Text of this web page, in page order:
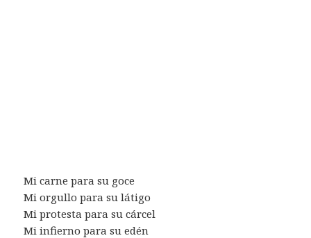
Mi carne para su goce
Mi orgullo para su látigo
Mi protesta para su cárcel
Mi infierno para su edén